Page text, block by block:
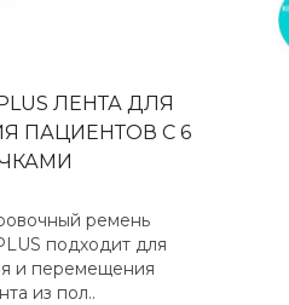
ЛЕНТА ДЛЯ
ПАЦИЕНТОВ С 6
ремень
подходит для
и перемещения
из пол..